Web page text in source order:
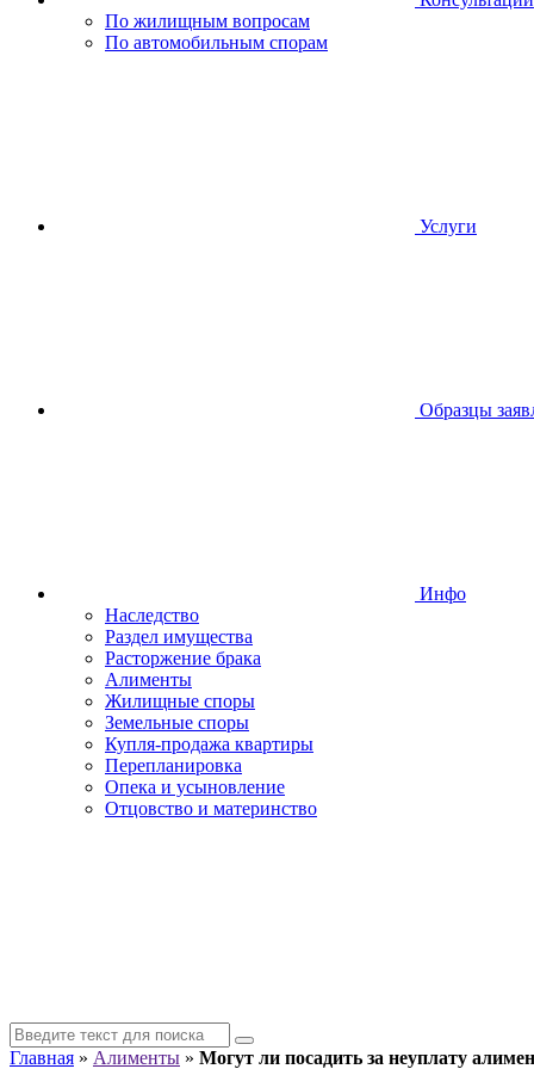
По жилищным вопросам
По автомобильным спорам
Услуги
Образцы
Инфо
Наследство
Раздел имущества
Расторжение брака
Алименты
Жилищные споры
Земельные споры
Купля-продажа квартиры
Перепланировка
Опека и усыновление
Отцовство и материнство
Главная » Алименты » Могут ли посадить за неуплату